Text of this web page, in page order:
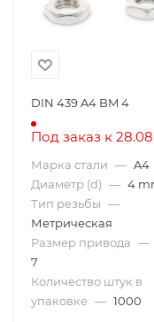
DIN 439 A4 BM 4
Под заказ к 28.08
Марка стали — A4
Диаметр (d) — 4
Тип резьбы —
Метрическая
Размер привода —
7
Количество штук в
упаковке — 1000